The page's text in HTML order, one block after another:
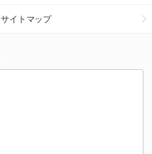
サイトマップ